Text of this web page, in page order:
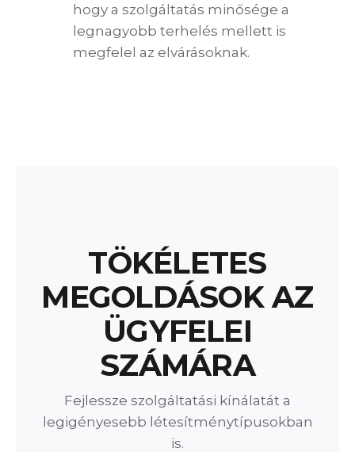
hogy a szolgáltatás minősége a
legnagyobb terhelés mellett is
megfelel az elvárásoknak.
TÖKÉLETES
MEGOLDÁSOK AZ
ÜGYFELEI
SZÁMÁRA
Fejlessze szolgáltatási kínálatát a
legigényesebb létesítménytípusokban
is.